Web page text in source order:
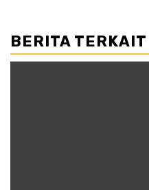
BERITA TERKAIT